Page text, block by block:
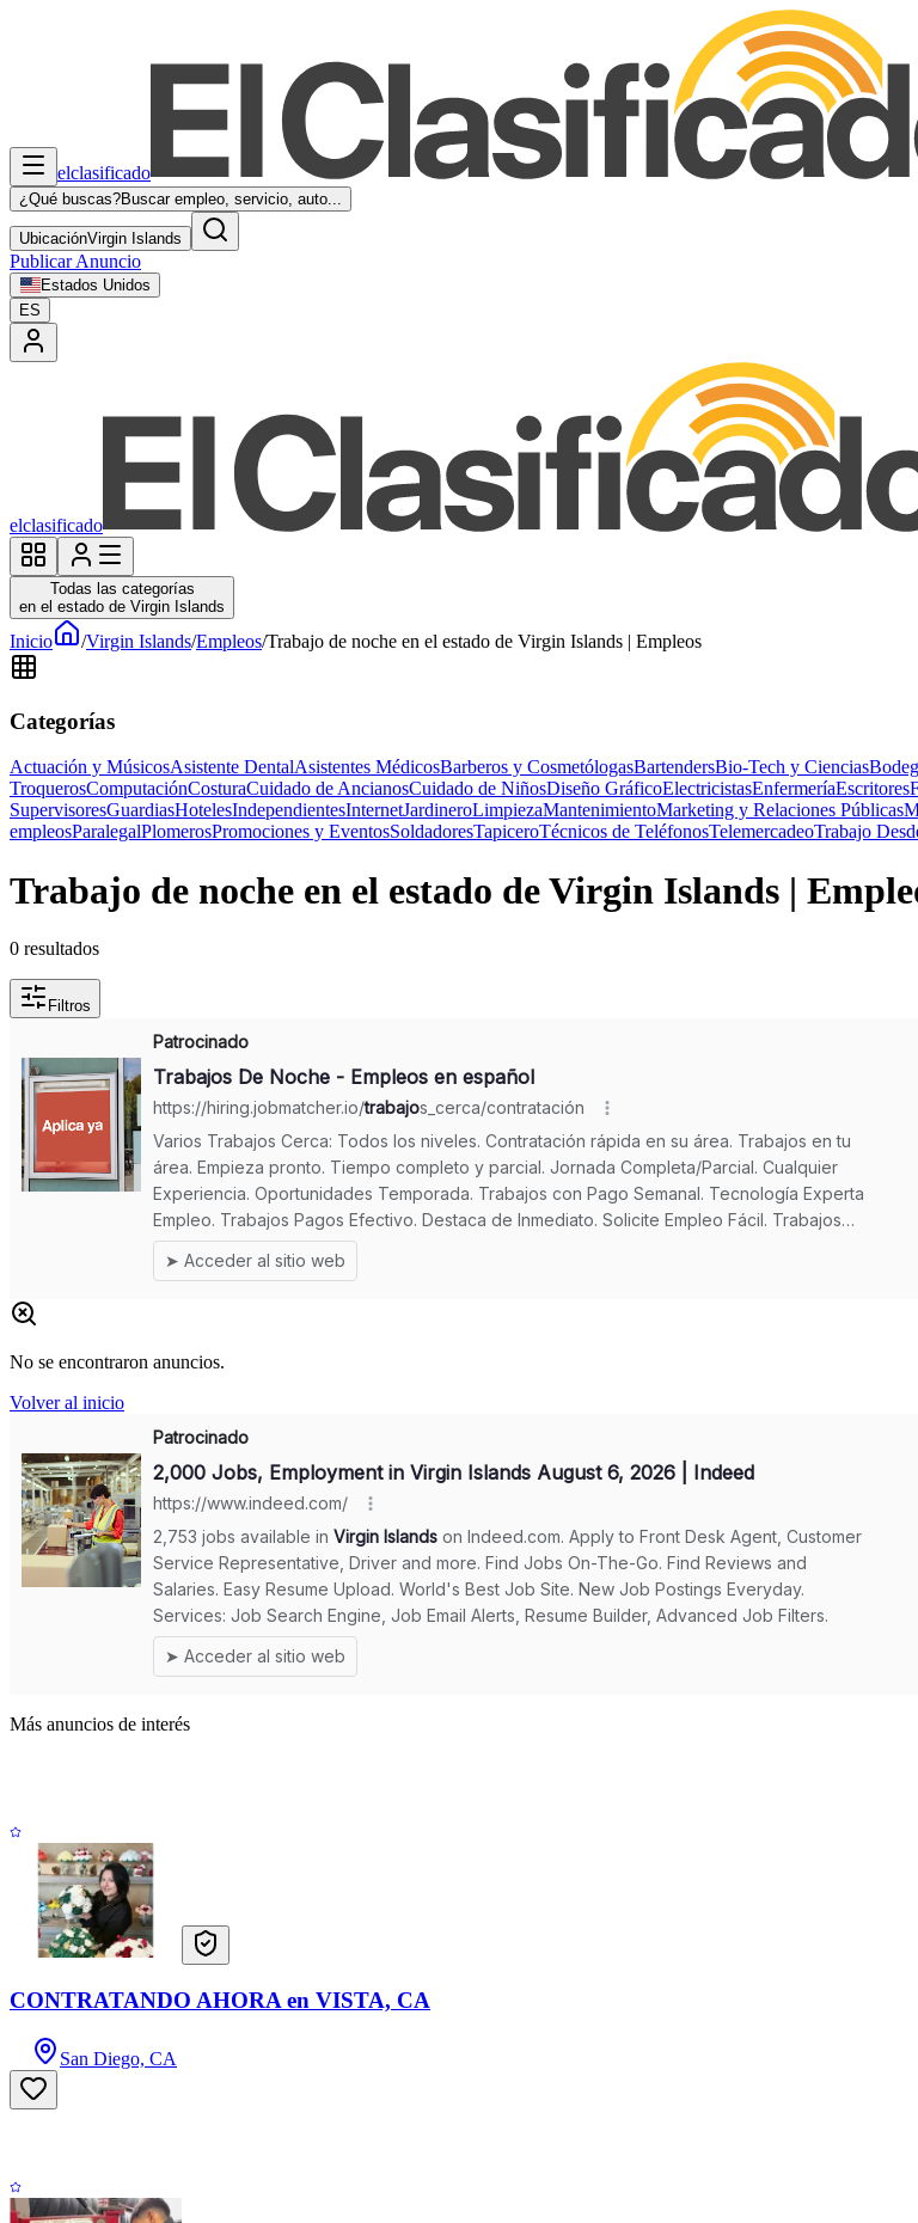
elclasificado
¿Qué buscas?Buscar empleo, servicio, auto...
UbicaciónVirgin Islands
Publicar Anuncio
Estados Unidos
ES
elclasificado
Todas las categorías
en el estado de Virgin Islands
Inicio /Virgin Islands/Empleos/Trabajo de noche en el estado de Virgin Islands | Empleos
Categorías
Actuación y MúsicosAsistente DentalAsistentes MédicosBarberos y CosmetólogasBartendersBio-Tech y Ciencias
TroquerosComputaciónCosturaCuidado de AncianosCuidado de NiñosDiseño GráficoElectricistasEnfermeríaEscritores
SupervisoresGuardiasHotelesIndependientesInternetJardineroLimpiezaMantenimientoMarketing y Relaciones Públicas
empleosParalegalPlomerosPromociones y EventosSoldadoresTapiceroTécnicos de TeléfonosTelemercadeoTrabajo
Trabajo de noche en el estado de Virgin Islands |
0 resultados
Filtros
No se encontraron anuncios.
Volver al inicio
Más anuncios de interés
CONTRATANDO AHORA en VISTA, CA
San Diego, CA